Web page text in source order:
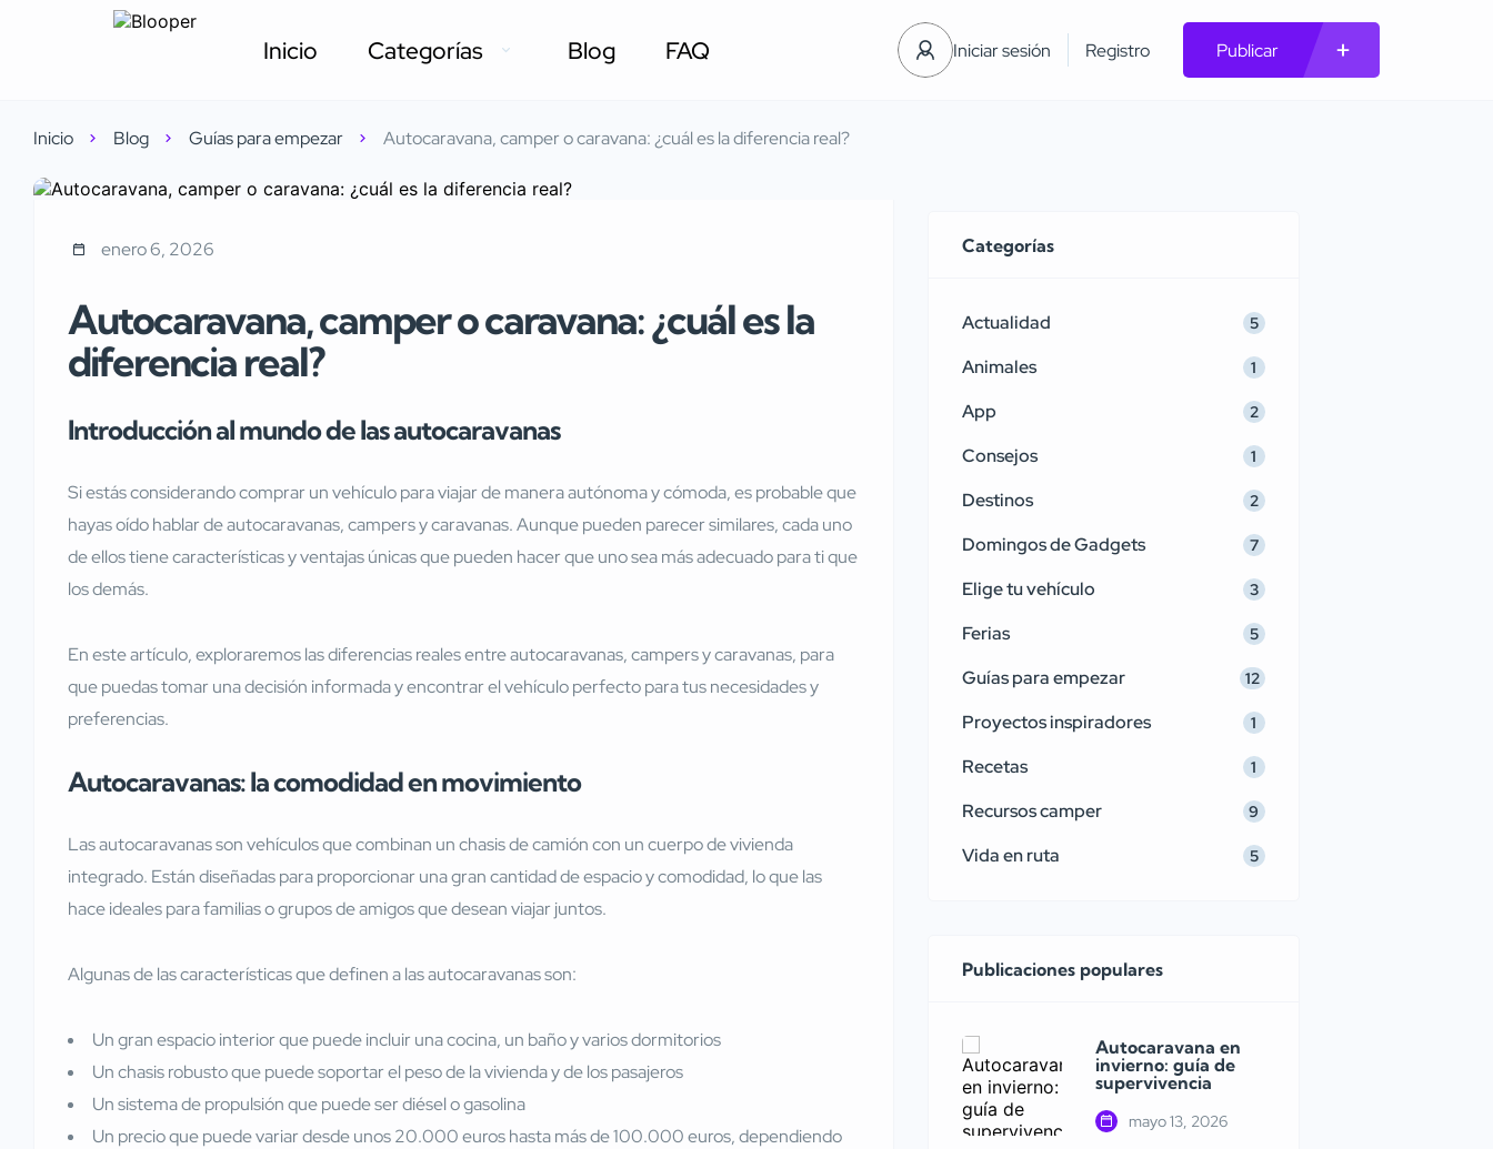
Inicio Categorías Blog FAQ Iniciar sesión Registro Publicar
Inicio Blog Guías para empezar Autocaravana, camper o caravana: ¿cuál es la diferencia real?
enero 6, 2026
Autocaravana, camper o caravana: ¿cuál es la
diferencia real?
Introducción al mundo de las autocaravanas
Si estás considerando comprar un vehículo para viajar de manera autónoma y cómoda, es probable que
hayas oído hablar de autocaravanas, campers y caravanas. Aunque pueden parecer similares, cada uno
de ellos tiene características y ventajas únicas que pueden hacer que uno sea más adecuado para ti que
los demás.
En este artículo, exploraremos las diferencias reales entre autocaravanas, campers y caravanas, para
que puedas tomar una decisión informada y encontrar el vehículo perfecto para tus necesidades y
preferencias.
Autocaravanas: la comodidad en movimiento
Las autocaravanas son vehículos que combinan un chasis de camión con un cuerpo de vivienda
integrado. Están diseñadas para proporcionar una gran cantidad de espacio y comodidad, lo que las
hace ideales para familias o grupos de amigos que desean viajar juntos.
Algunas de las características que definen a las autocaravanas son:
Un gran espacio interior que puede incluir una cocina, un baño y varios dormitorios
Un chasis robusto que puede soportar el peso de la vivienda y de los pasajeros
Un sistema de propulsión que puede ser diésel o gasolina
Un precio que puede variar desde unos 20.000 euros hasta más de 100.000 euros, dependiendo
Categorías
Actualidad 5
Animales 1
App 2
Consejos 1
Destinos 2
Domingos de Gadgets 7
Elige tu vehículo 3
Ferias 5
Guías para empezar 12
Proyectos inspiradores 1
Recetas 1
Recursos camper 9
Vida en ruta 5
Publicaciones populares
Autocaravana en
invierno: guía de
supervivencia
mayo 13, 2026